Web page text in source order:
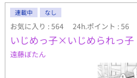
連載中 なし
お気に入り : 564 24h.ポイント : 56
いじめっ子×いじめられっ子
遠藤ぼたん